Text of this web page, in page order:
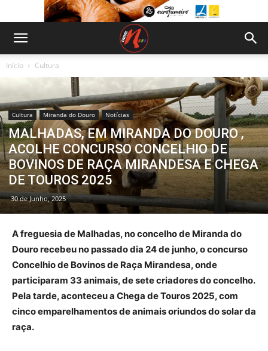
Início Cultura
Cultura Miranda do Douro Notícias
MALHADAS, EM MIRANDA DO DOURO ,
ACOLHE CONCURSO CONCELHIO DE
BOVINOS DE RAÇA MIRANDESA E CHEGA
DE TOUROS 2025
30 de Junho, 2025
A freguesia de Malhadas, no concelho de Miranda do
Douro recebeu no passado dia 24 de junho, o concurso
Concelhio de Bovinos de Raça Mirandesa, onde
participaram 33 animais, de sete criadores do concelho.
Pela tarde, aconteceu a Chega de Touros 2025, com
cinco emparelhamentos de animais oriundos do solar da
raça.